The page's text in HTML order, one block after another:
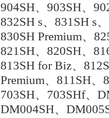
904SH、903SH、
832SH s、831SH s
830SH Premium、
821SH、820SH、
813SH for Biz、
Premium、811SH、
703SH、703SHf、
DM004SH、